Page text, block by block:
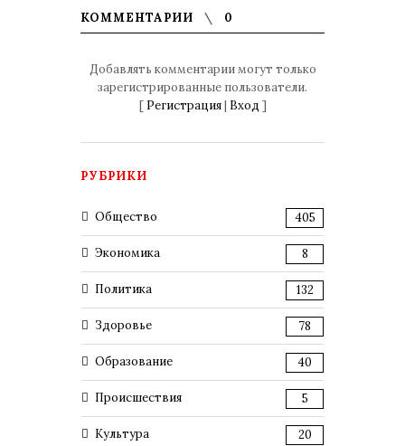
КОММЕНТАРИИ 0
Добавлять комментарии могут только
зарегистрированные пользователи.
[ Регистрация| Вход ]
РУБРИКИ
Общество 405
Экономика 8
Политика 132
Здоровье 78
Образование 40
Происшествия 5
Культура 20